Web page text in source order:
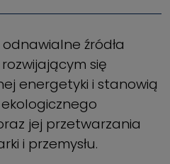
źródła
się
energetyki i stanowią
ekologicznego
jej przetwarzania
i przemysłu.